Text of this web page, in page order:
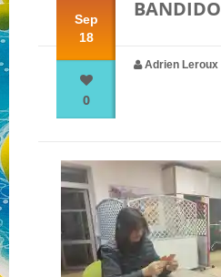
FESTIVAL DU JEU
NOS JEUX
NOS PARTENAIRES
QUI SOMMES-NOUS ?
NOUS CONTACTER !
Sep
18
0
BANDIDO
Adrien Leroux